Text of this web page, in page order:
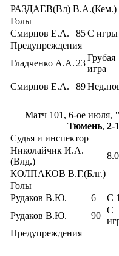
РАЗДАЕВ(Вл) В.А.(Кем.)
Голы
Смирнов Е.А.
85С игры
Предупреждения
Гладченко А.А. 23
Грубая
игра
Смирнов Е.А.
89
Матч 101, 6-ое июля,
Тюмень, 2-1
Судья и инспектор
Николайчик И.А.
(Влд.)
8.0
КОЛПАКОВ В.Г.(Блг.)
Голы
Рудаков В.Ю.
6 С
Рудаков В.Ю.
90
С
Предупреждения